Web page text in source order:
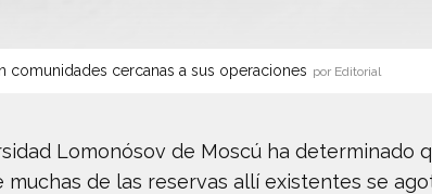
comunidades cercanas a sus operaciones por Editorial
Lomonósov de Moscú ha determinado
de las reservas allí existentes se